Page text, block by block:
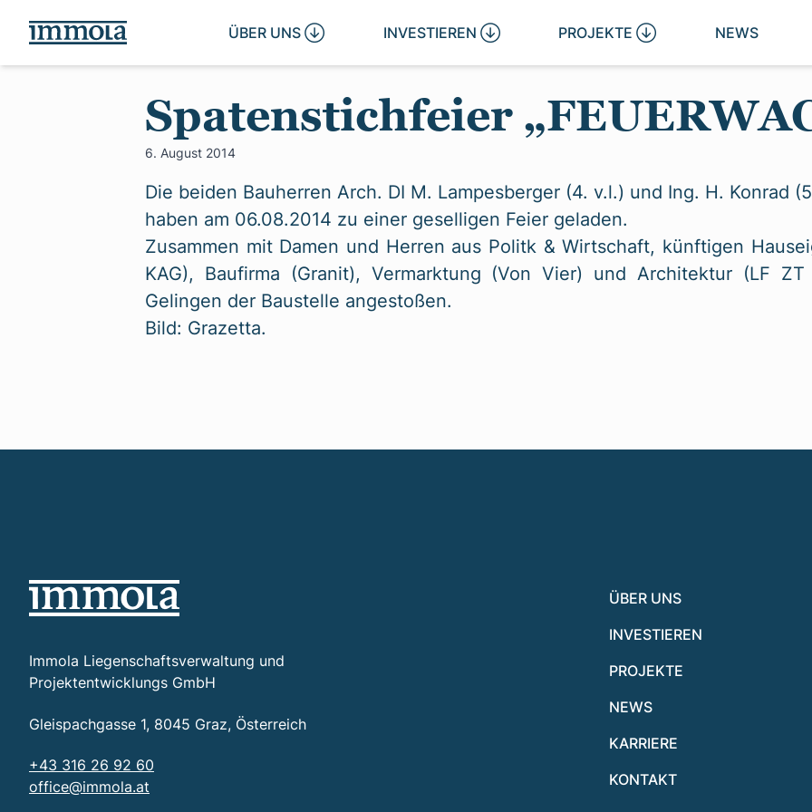
ÜBER UNS  INVESTIEREN  PROJEKTE  NEWS
Spatenstichfeier
6. August 2014
Die beiden Bauherren Arch. DI M. Lampesberger (4. v.l.) und Ing. H. Konrad
haben am 06.08.2014 zu einer geselligen Feier geladen.
Zusammen mit Damen und Herren aus Politk & Wirtschaft, künftigen
KAG), Baufirma (Granit), Vermarktung (Von Vier) und Architektur (LF
Gelingen der Baustelle angestoßen.
Bild: Grazetta.
Immola Liegenschaftsverwaltung und
Projektentwicklungs GmbH
Gleispachgasse 1, 8045 Graz, Österreich
+43 316 26 92 60
office@immola.at
ÜBER UNS
INVESTIEREN
PROJEKTE
NEWS
KARRIERE
KONTAKT